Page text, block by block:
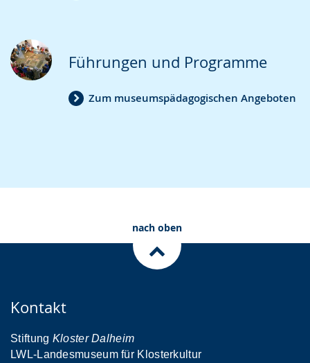
Führungen und Programme
Zum museumspädagogischen Angeboten
nach oben
Kontakt
Stiftung Kloster Dalheim
LWL-Landesmuseum für Klosterkultur